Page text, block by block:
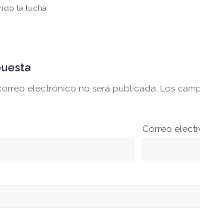
la lucha
electrónico no será publicada. Los
Correo